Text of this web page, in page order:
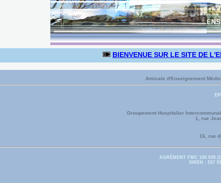
BIENVENUE SUR LE SITE DE
Amicale d'Enseignement
Groupement Hospitalier
1, rue
16, rue
AGRÉMENT FMC 100 039
SIREN : 537